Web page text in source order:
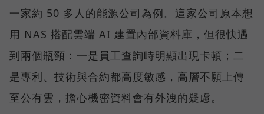
一家約 50 多人的能源公司為例。這家公司原本想
用 NAS 搭配雲端 AI 建置內部資料庫，但很快遇
到兩個瓶頸：一是員工查詢時明顯出現卡頓；二
是專利、技術與合約都高度敏感，高層不願上傳
至公有雲，擔心機密資料會有外洩的疑慮。